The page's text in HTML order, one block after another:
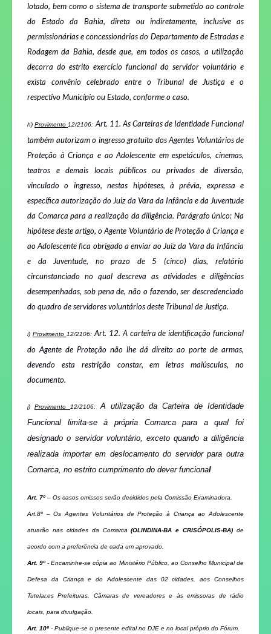
lotado, bem como o sistema de transporte submetido ao controle
do Estado da Bahia, direta ou indiretamente, inclusive as
permissionárias e concessionárias do Departamento de Estradas e
Rodagem da Bahia, desde que, em todos os casos, a utilização
decorra do estrito exercício funcional do servidor voluntário e
exista convênio celebrado entre o Tribunal de Justiça e o
respectivo Município ou Estado, conforme o caso.
h) Provimento 12/2106: Art. 11. As Carteiras de Identidade Funcional
também autorizam o ingresso gratuito dos Agentes Voluntários de
Proteção à Criança e ao Adolescente em espetáculos, cinemas,
teatros e demais locais públicos ou privados de diversão,
vinculado o ingresso, nestas hipóteses, à prévia, expressa e
específica autorização do Juiz da Vara da Infância e da Juventude
da Comarca para a realização da diligência. Parágrafo único:Na
hipótese deste artigo, o Agente Voluntário de Proteção à Criança e
ao Adolescente fica obrigado a enviar ao Juiz da Vara da Infância
e da Juventude, no prazo de 5 (cinco) dias, relatório
circunstanciado no qual descreva as atividades e diligências
desempenhadas, sob pena de, não o fazendo, ser descredenciado
do quadro de servidores voluntários deste Tribunal de Justiça.
i) Provimento 12/2106: Art. 12. A carteira de identificação funcional
do Agente de Proteção não lhe dá direito ao porte de armas,
devendo esta restrição constar, em letras maiúsculas, no
documento.
j) Provimento 12/2106:
A utilização da Carteira de Identidade
Funcional limita-se à própria Comarca para a qual foi
designado o servidor voluntário, exceto quando a diligência
realizada importar em deslocamento do servidor para outra
Comarca, no estrito cumprimento do dever funcional
Art. 7º – Os casos omissos serão decididos pela Comissão Examinadora.
Art.8º – Os Agentes Voluntários de Proteção à Criança ao Adolescente
atuarão nas cidades da Comarca(OLINDINA-BA e CRISÓPOLIS-BA) de
acordo com a preferência de cada um aprovado.
Art. 9º - Encaminhe-se cópia ao Ministério Público, ao Conselho Municipal de
Defesa da Criança e do Adolescente das 02 cidades, aos Conselhos
Tutelar,es Prefeituras, Câmaras de vereadores e às emissoras de rádio
locais, para divulgação.
Art. 10º - Publique-se o presente edital no DJE e no local próprio do Fórum.